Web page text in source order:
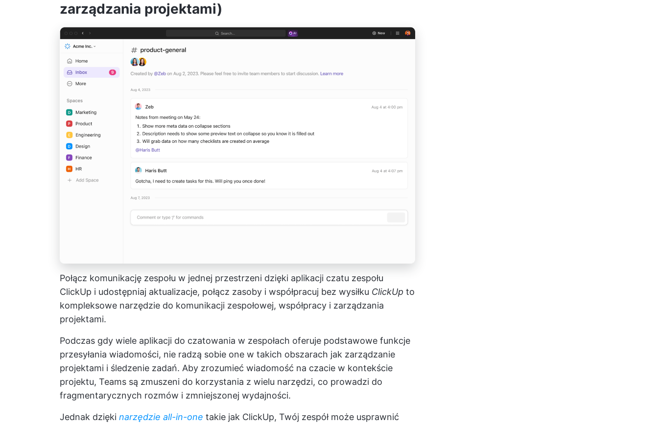
zarządzania projektami)
Połącz komunikację zespołu w jednej przestrzeni dzięki aplikacji czatu zespołu
ClickUp i udostępniaj aktualizacje, połącz zasoby i współpracuj bez wysiłku ClickUp to
kompleksowe narzędzie do komunikacji zespołowej, współpracy i zarządzania
projektami.
Podczas gdy wiele aplikacji do czatowania w zespołach oferuje podstawowe funkcje
przesyłania wiadomości, nie radzą sobie one w takich obszarach jak zarządzanie
projektami i śledzenie zadań. Aby zrozumieć wiadomość na czacie w kontekście
projektu, Teams są zmuszeni do korzystania z wielu narzędzi, co prowadzi do
fragmentarycznych rozmów i zmniejszonej wydajności.
Jednak dzięki narzędzie all-in-one takie jak ClickUp, Twój zespół może usprawnić